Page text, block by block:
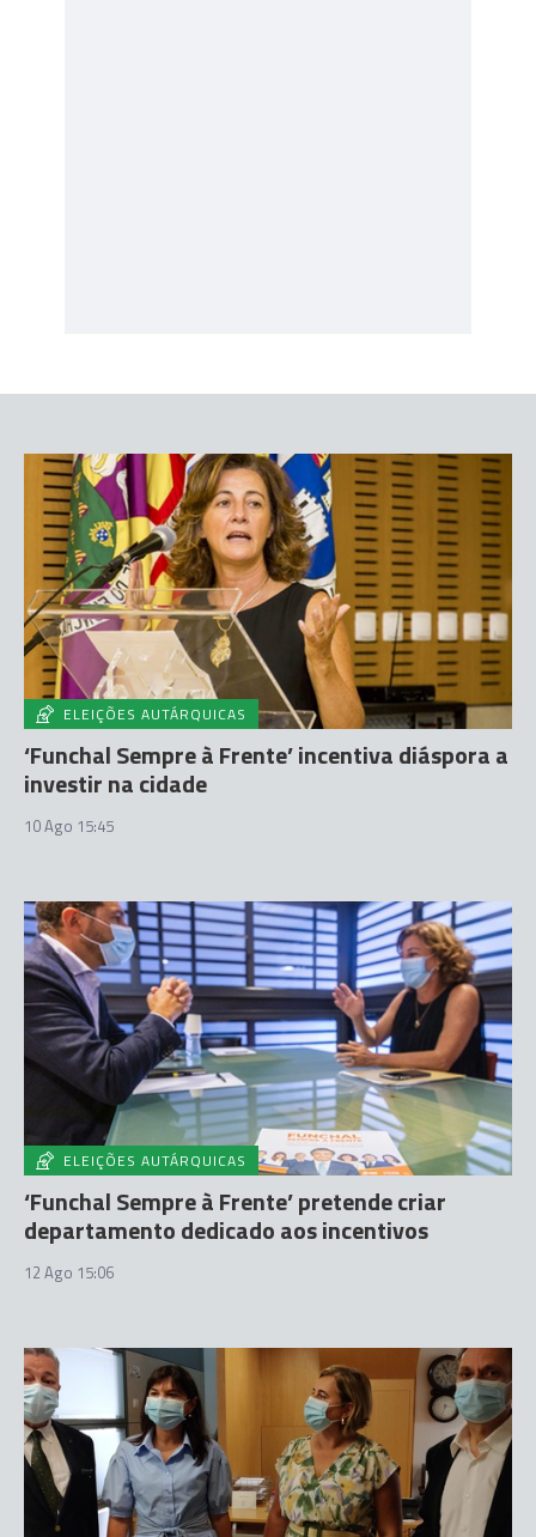
ELEIÇÕES AUTÁRQUICAS
‘Funchal Sempre à Frente’ incentiva diáspora a
investir na cidade
10 Ago 15:45
ELEIÇÕES AUTÁRQUICAS
‘Funchal Sempre à Frente’ pretende criar
departamento dedicado aos incentivos
12 Ago 15:06